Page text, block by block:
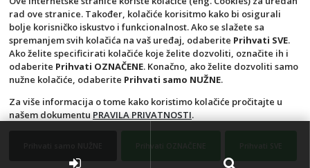
dimenzije: 1/2x1/2
kromiran
Opći uvjeti
Pravila privatnosti
rad ove stranice. Također, kolačiće korisitmo kako bi osigurali
bolje korisničko iskustvo i funkcionalnost. Ako se slažete sa
spremanjem svih kolačića na vaš uređaj, odaberite Prihvati SVE.
Ako želite specificirati kolačiće koje želite dozvoliti, označite ih i
odaberite Prihvati OZNAČENE. Konačno, ako želite dozvoliti samo
nužne kolačiće, odaberite Prihvati samo NUŽNE.
Za više informacija o tome kako koristimo kolačiće pročitajte u
našem dokumentu PRAVILA PRIVATNOSTI.